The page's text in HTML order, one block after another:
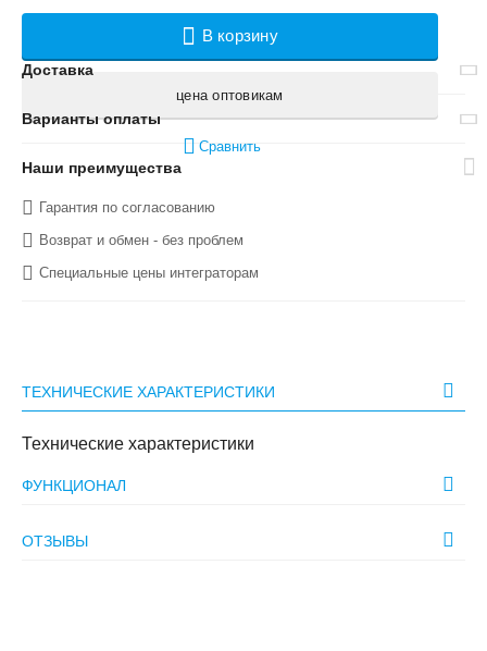
В корзину
цена оптовикам
Сравнить
Доставка
Варианты оплаты
Наши преимущества
Гарантия по согласованию
Возврат и обмен - без проблем
Специальные цены интеграторам
ТЕХНИЧЕСКИЕ ХАРАКТЕРИСТИКИ
Технические характеристики
ФУНКЦИОНАЛ
ОТЗЫВЫ